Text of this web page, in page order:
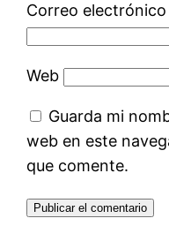
Correo electrónico
Web
Guarda mi
web en este
que comente.